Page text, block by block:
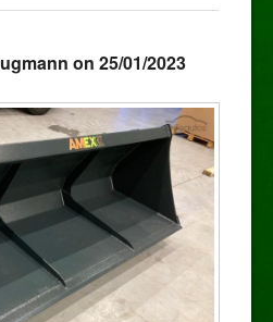
on 25/01/2023